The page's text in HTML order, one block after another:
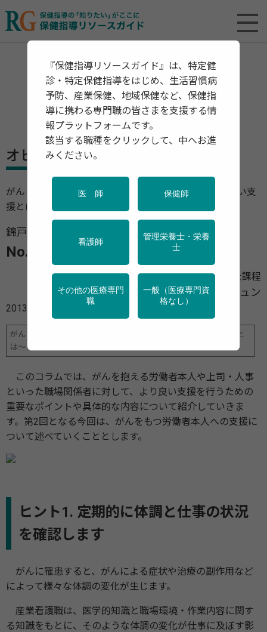
オピニオン
がんと就労 ～本人と職場を支える産業看護職のより良い支
援とは～
錦戸 典子（東海大学大学院健康科学研究科）
No.2 本人への支援
東海大学大学院健康科学研究科看護学専攻 修士課程
岡久 ジュン
2013年03月21日
がんと就労 ～本人と職場を支える産業看護職のより良い支援と
は～
このコラムでは、がんを抱える労働者本人や上司・人事
といった職場関係者に対して、より良い支援を行うための
重要なポイントや具体的な内容について紹介していきま
す。第2回となる今回は、がんをもつ労働者本人への支援に
ついて述べていくこととします。
ヒント1. 定期的に体調と仕事の状況
を確認します
がんに罹患すると、がんによる症状や治療の副作用など
によって様々な体調の変化が生じます。
産業看護職は、医学的知識と職場環境・作業内容に関す
る知識をもとに、そのような体調の変化が仕事に及ぼす影
『保健指導リソースガイド』は、特定健
診・特定保健指導をはじめ、生活習慣病
予防、産業保健、地域保健など、保健指
導に携わる専門職の皆さまを支援する情
報プラットフォームです。
該当する職種をクリックして、中へお進
みください。
医 師 保健師
看護師
管理栄養士・栄養
士
その他の医療専門
職
一般（医療専門資
格なし）